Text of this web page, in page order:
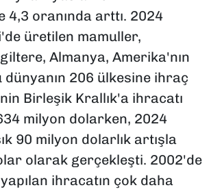
4,3 oranında arttı. 2024
üretilen mamuller,
Almanya, Amerika'nın
206 ülkesine ihraç
Birleşik Krallık'a ihracatı
milyon dolarken, 2024
90 milyon dolarlık artışla
olarak gerçekleşti. 2002'de
ihracatın çok daha